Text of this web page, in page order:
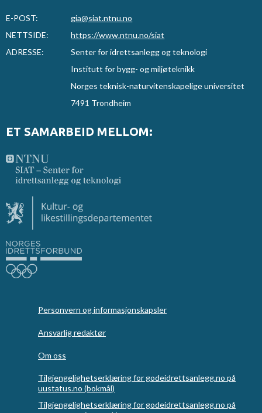
E-POST:
gia@siat.ntnu.no
NETTSIDE:
https://www.ntnu.no/siat
ADRESSE:
Senter for idrettsanlegg og teknologi
Institutt for bygg- og miljøteknikk
Norges teknisk-naturvitenskapelige universitet
7491 Trondheim
ET SAMARBEID MELLOM:
Personvern og informasjonskapsler
Ansvarlig redaktør
Om oss
Tilgjengelighetserklæring for godeidrettsanlegg.no på
uustatus.no (bokmål)
Tilgjengelighetserklæring for godeidrettsanlegg.no på